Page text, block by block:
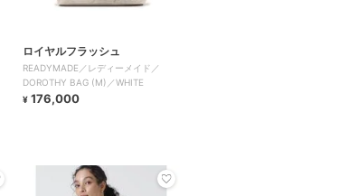
ロイヤルフラッシュ
READYMADE／レディーメイド／
DOROTHY BAG (M)／WHITE
¥ 176,000